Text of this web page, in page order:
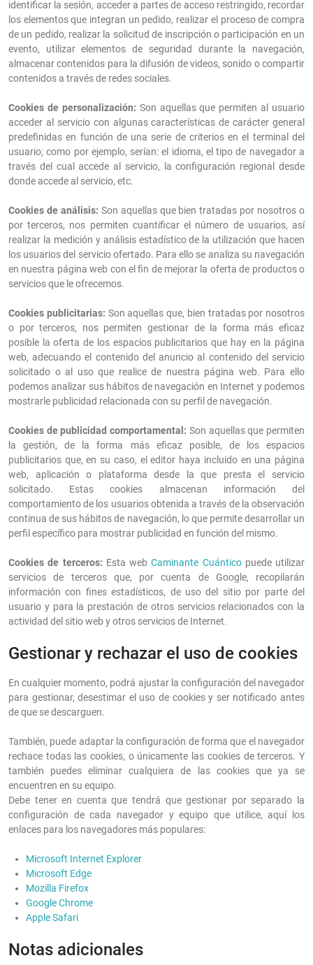
identificar la sesión, acceder a partes de acceso restringido, recordar
los elementos que integran un pedido, realizar el proceso de compra
de un pedido, realizar la solicitud de inscripción o participación en un
evento, utilizar elementos de seguridad durante la navegación,
almacenar contenidos para la difusión de videos, sonido o compartir
contenidos a través de redes sociales.
Cookies de personalización: Son aquellas que permiten al usuario
acceder al servicio con algunas características de carácter general
predefinidas en función de una serie de criterios en el terminal del
usuario; como por ejemplo, serían: el idioma, el tipo de navegador a
través del cual accede al servicio, la configuración regional desde
donde accede al servicio, etc.
Cookies de análisis: Son aquellas que bien tratadas por nosotros o
por terceros, nos permiten cuantificar el número de usuarios, así
realizar la medición y análisis estadístico de la utilización que hacen
los usuarios del servicio ofertado. Para ello se analiza su navegación
en nuestra página web con el fin de mejorar la oferta de productos o
servicios que le ofrecemos.
Cookies publicitarias: Son aquellas que, bien tratadas por nosotros
o por terceros, nos permiten gestionar de la forma más eficaz
posible la oferta de los espacios publicitarios que hay en la página
web, adecuando el contenido del anuncio al contenido del servicio
solicitado o al uso que realice de nuestra página web. Para ello
podemos analizar sus hábitos de navegación en Internet y podemos
mostrarle publicidad relacionada con su perfil de navegación.
Cookies de publicidad comportamental: Son aquellas que permiten
la gestión, de la forma más eficaz posible, de los espacios
publicitarios que, en su caso, el editor haya incluido en una página
web, aplicación o plataforma desde la que presta el servicio
solicitado. Estas cookies almacenan información del
comportamiento de los usuarios obtenida a través de la observación
continua de sus hábitos de navegación, lo que permite desarrollar un
perfil específico para mostrar publicidad en función del mismo.
Cookies de terceros: Esta webCaminante Cuánticopuede utilizar
servicios de terceros que, por cuenta de Google, recopilarán
información con fines estadísticos, de uso del sitio por parte del
usuario y para la prestación de otros servicios relacionados con la
actividad del sitio web y otros servicios de Internet.
Gestionar y rechazar el uso de cookies
En cualquier momento, podrá ajustar la configuración del navegador
para gestionar, desestimar el uso de cookies y ser notificado antes
de que se descarguen.
También, puede adaptar la configuración de forma que el navegador
rechace todas las cookies, o únicamente las cookies de terceros. Y
también puedes eliminar cualquiera de las cookies que ya se
encuentren en su equipo.
Debe tener en cuenta que tendrá que gestionar por separado la
configuración de cada navegador y equipo que utilice, aquí los
enlaces para los navegadores más populares:
Microsoft Internet Explorer
Microsoft Edge
Mozilla Firefox
Google Chrome
Apple Safari
Notas adicionales